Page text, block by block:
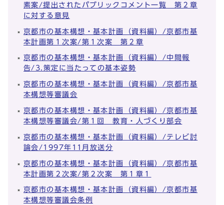
素案/提出されたパブリックコメント一覧 第２章
に対する意見
京都市の基本構想・基本計画（資料編）/京都市基
本計画第１次案/第１次案 第２章
京都市の基本構想・基本計画（資料編）/中間報
告/3.策定に当たっての基本姿勢
京都市の基本構想・基本計画（資料編）/京都市基
本構想等審議会
京都市の基本構想・基本計画（資料編）/京都市基
本構想等審議会/第１回 教育・人づくり部会
京都市の基本構想・基本計画（資料編）/テレビ討
論会/1997年11月放送分
京都市の基本構想・基本計画（資料編）/京都市基
本計画第２次案/第２次案 第１章１
京都市の基本構想・基本計画（資料編）/京都市基
本構想等審議会条例